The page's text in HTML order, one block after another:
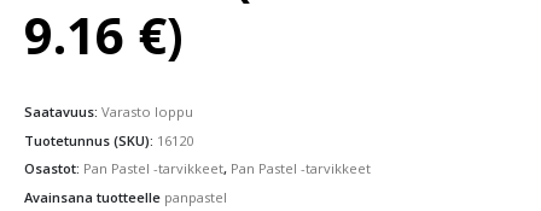
9.16 €)
Saatavuus: Varasto loppu
Tuotetunnus (SKU): 16120
Osastot: Pan Pastel -tarvikkeet, Pan Pastel -tarvikkeet
Avainsana tuotteelle panpastel